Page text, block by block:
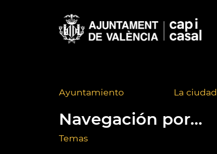
Ayuntamiento La ciudad
Navegación por...
Temas